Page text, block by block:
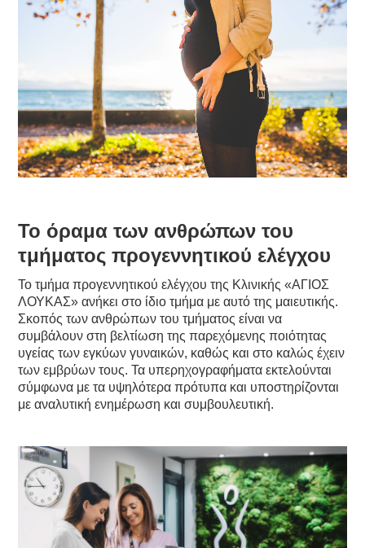
Το όραμα των ανθρώπων του
τμήματος προγεννητικού ελέγχου
Το τμήμα προγεννητικού ελέγχου της Κλινικής «ΑΓΙΟΣ
ΛΟΥΚΑΣ» ανήκει στο ίδιο τμήμα με αυτό της μαιευτικής.
Σκοπός των ανθρώπων του τμήματος είναι να
συμβάλουν στη βελτίωση της παρεχόμενης ποιότητας
υγείας των εγκύων γυναικών, καθώς και στο καλώς έχειν
των εμβρύων τους. Τα υπερηχογραφήματα εκτελούνται
σύμφωνα με τα υψηλότερα πρότυπα και υποστηρίζονται
με αναλυτική ενημέρωση και συμβουλευτική.